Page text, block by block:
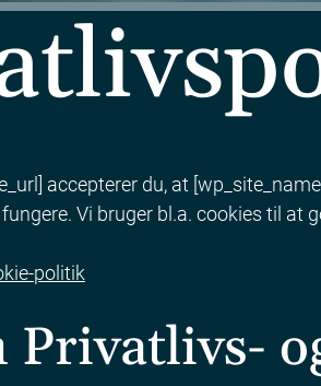
accepterer du, at
Vi bruger bl.a. cookies til
politik
Privatlivs-